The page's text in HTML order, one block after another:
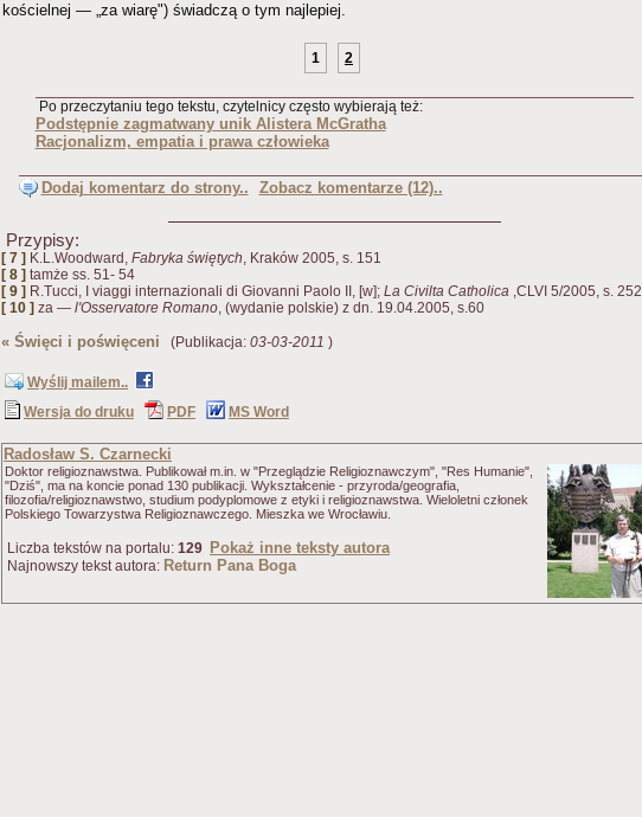
kościelnej — „za wiarę") świadczą o tym najlepiej.
1 2
Po przeczytaniu tego tekstu, czytelnicy często wybierają też:
Podstępnie zagmatwany unik Alistera McGratha
Racjonalizm, empatia i prawa człowieka
Dodaj komentarz do strony.. Zobacz komentarze (12)..
Przypisy:
[ 7 ] K.L.Woodward, Fabryka świętych, Kraków 2005, s. 151
[ 8 ] tamże ss. 51- 54
[ 9 ] R.Tucci, I viaggi internazionali di Giovanni Paolo II, [w]; La Civilta Catholica ,CLVI 5/2005, s. 252
[ 10 ] za — l'Osservatore Romano, (wydanie polskie) z dn. 19.04.2005, s.60
« Święci i poświęceni (Publikacja: 03-03-2011 )
Wyślij mailem..
Wersja do druku
PDF MS Word
Radosław S. Czarnecki
Doktor religioznawstwa. Publikował m.in. w "Przeglądzie Religioznawczym", "Res Humanie",
"Dziś", ma na koncie ponad 130 publikacji. Wykształcenie - przyroda/geografia,
filozofia/religioznawstwo, studium podyplomowe z etyki i religioznawstwa. Wieloletni członek
Polskiego Towarzystwa Religioznawczego. Mieszka we Wrocławiu.
Liczba tekstów na portalu: 129 Pokaż inne teksty autora
Najnowszy tekst autora: Return Pana Boga